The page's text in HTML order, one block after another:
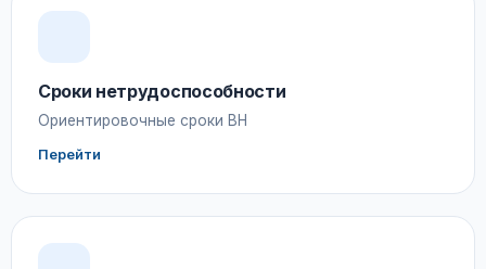
Сроки нетрудоспособности
Ориентировочные сроки ВН
Перейти